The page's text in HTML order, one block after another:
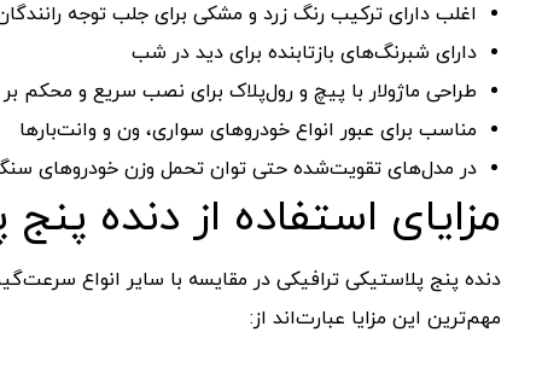
اغلب دارای ترکیب رنگ زرد و مشکی برای جلب توجه
دارای شبرنگ‌های بازتابنده برای دید در شب
طراحی ماژولار با پیچ و رول‌پلاک برای نصب سریع و محکم بر
مناسب برای عبور انواع خودروهای سواری، ون و وانت‌بارها
در مدل‌های تقویت‌شده حتی توان تحمل وزن خودروهای
مزایای استفاده از دنده پنج
دنده پنج پلاستیکی ترافیکی در مقایسه با سایر انواع
مهم‌ترین این مزایا عبارت‌اند از: